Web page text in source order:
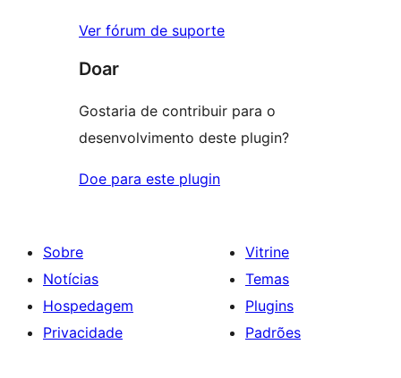
Ver fórum de suporte
Doar
Gostaria de contribuir para o
desenvolvimento deste plugin?
Doe para este plugin
Sobre
Notícias
Hospedagem
Privacidade
Vitrine
Temas
Plugins
Padrões